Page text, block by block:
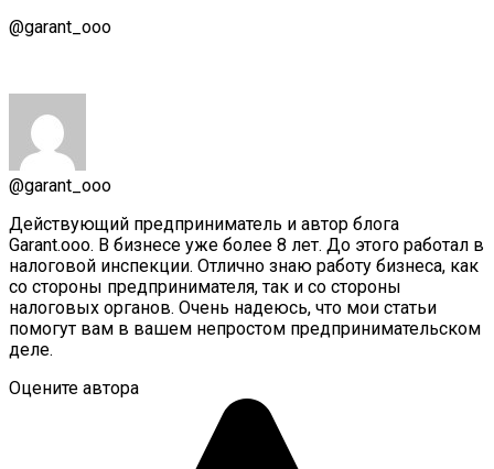
@garant_ooo
@garant_ooo
Действующий предприниматель и автор блога
Garant.ooo. В бизнесе уже более 8 лет. До этого работал в
налоговой инспекции. Отлично знаю работу бизнеса, как
со стороны предпринимателя, так и со стороны
налоговых органов. Очень надеюсь, что мои статьи
помогут вам в вашем непростом предпринимательском
деле.
Оцените автора